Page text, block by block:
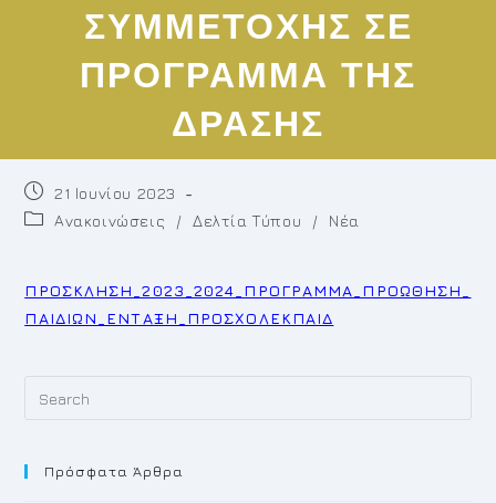
ΣΥΜΜΕΤΟΧΗΣ ΣΕ
ΠΡΟΓΡΑΜΜΑ ΤΗΣ
ΔΡΑΣΗΣ
Post
published:
21 Ιουνίου 2023
PostΑνακοινώσεις / Δελτία Τύπου / Νέα
ΠΡΟΣΚΛΗΣΗ_2023_2024_ΠΡΟΓΡΑΜΜΑ_ΠΡΟΩΘΗΣΗ_
ΠΑΙΔΙΩΝ_ΕΝΤΑΞΗ_ΠΡΟΣΧΟΛΕΚΠΑΙΔ
Πρόσφατα Άρθρα